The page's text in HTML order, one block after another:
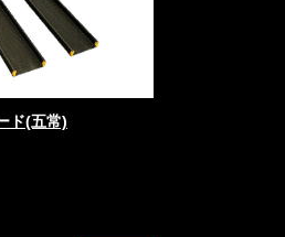
ド(五常)